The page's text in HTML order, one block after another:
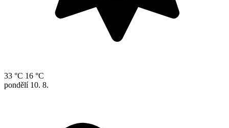
33 °C 16 °C
pondělí 10. 8.